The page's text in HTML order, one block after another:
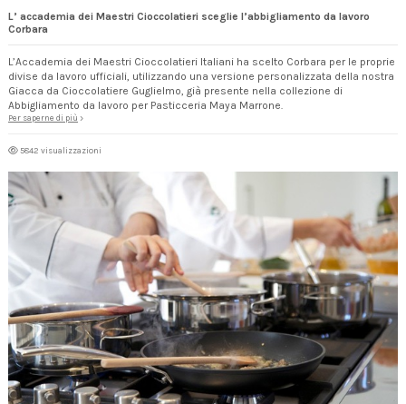
L’ accademia dei Maestri Cioccolatieri sceglie l’abbigliamento da lavoro
Corbara
L’Accademia dei Maestri Cioccolatieri Italiani ha scelto Corbara per le proprie
divise da lavoro ufficiali, utilizzando una versione personalizzata della nostra
Giacca da Cioccolatiere Guglielmo, già presente nella collezione di
Abbigliamento da lavoro per Pasticceria Maya Marrone.
Per saperne di più
5842 visualizzazioni